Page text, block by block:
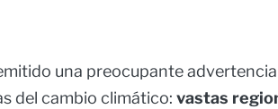
una preocupante
del cambio climático: vastas